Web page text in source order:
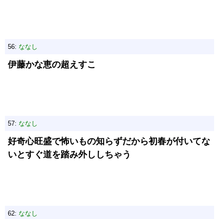
56: ななし
伊藤かな恵の超えすこ
57: ななし
好奇心旺盛で怖いもの知らずだから初春が付いてな
いとすぐ道を踏み外ししちゃう
62: ななし